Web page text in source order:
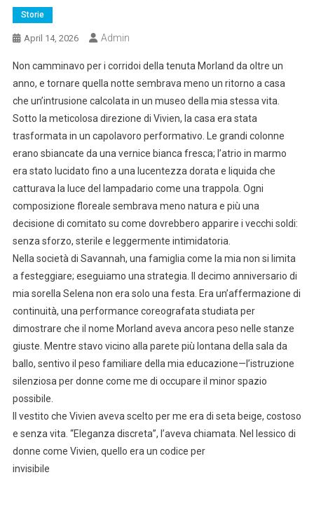
Storie
April 14, 2026 Admin
Non camminavo per i corridoi della tenuta Morland da oltre un
anno, e tornare quella notte sembrava meno un ritorno a casa
che un’intrusione calcolata in un museo della mia stessa vita.
Sotto la meticolosa direzione di Vivien, la casa era stata
trasformata in un capolavoro performativo. Le grandi colonne
erano sbiancate da una vernice bianca fresca; l’atrio in marmo
era stato lucidato fino a una lucentezza dorata e liquida che
catturava la luce del lampadario come una trappola. Ogni
composizione floreale sembrava meno natura e più una
decisione di comitato su come dovrebbero apparire i vecchi soldi:
senza sforzo, sterile e leggermente intimidatoria.
Nella società di Savannah, una famiglia come la mia non si limita
a festeggiare; eseguiamo una strategia. Il decimo anniversario di
mia sorella Selena non era solo una festa. Era un’affermazione di
continuità, una performance coreografata studiata per
dimostrare che il nome Morland aveva ancora peso nelle stanze
giuste. Mentre stavo vicino alla parete più lontana della sala da
ballo, sentivo il peso familiare della mia educazione—l’istruzione
silenziosa per donne come me di occupare il minor spazio
possibile.
Il vestito che Vivien aveva scelto per me era di seta beige, costoso
e senza vita. “Eleganza discreta”, l’aveva chiamata. Nel lessico di
donne come Vivien, quello era un codice per
invisibile